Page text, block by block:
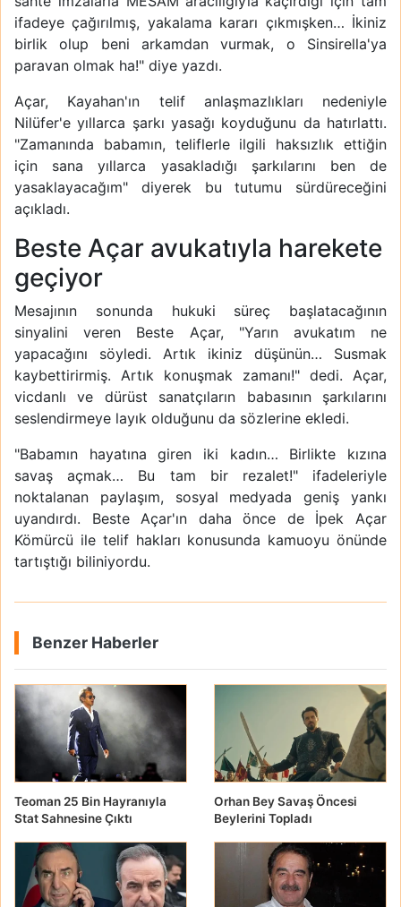
ifadeye çağırılmış, yakalama kararı çıkmışken… İkiniz
birlik olup beni arkamdan vurmak, o Sinsirella'ya
paravan olmak ha!" diye yazdı.
Açar, Kayahan'ın telif anlaşmazlıkları nedeniyle
Nilüfer'e yıllarca şarkı yasağı koyduğunu da hatırlattı.
"Zamanında babamın, teliflerle ilgili haksızlık ettiğin
için sana yıllarca yasakladığı şarkılarını ben de
yasaklayacağım" diyerek bu tutumu sürdüreceğini
açıkladı.
Beste Açar avukatıyla harekete
geçiyor
Mesajının sonunda hukuki süreç başlatacağının
sinyalini veren Beste Açar, "Yarın avukatım ne
yapacağını söyledi. Artık ikiniz düşünün… Susmak
kaybettirirmiş. Artık konuşmak zamanı!" dedi. Açar,
vicdanlı ve dürüst sanatçıların babasının şarkılarını
seslendirmeye layık olduğunu da sözlerine ekledi.
"Babamın hayatına giren iki kadın… Birlikte kızına
savaş açmak… Bu tam bir rezalet!" ifadeleriyle
noktalanan paylaşım, sosyal medyada geniş yankı
uyandırdı. Beste Açar'ın daha önce de İpek Açar
Kömürcü ile telif hakları konusunda kamuoyu önünde
tartıştığı biliniyordu.
Benzer Haberler
Teoman 25 Bin Hayranıyla
Stat Sahnesine Çıktı
Orhan Bey Savaş Öncesi
Beylerini Topladı